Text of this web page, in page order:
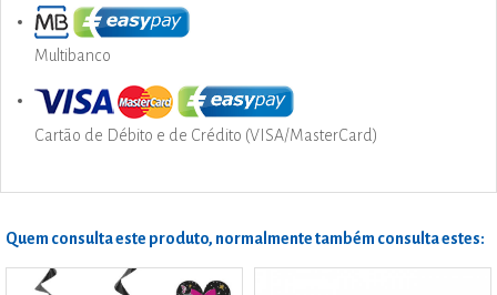
Multibanco
Cartão de Débito e de Crédito (VISA/MasterCard)
Quem consulta este produto, normalmente também consulta estes: